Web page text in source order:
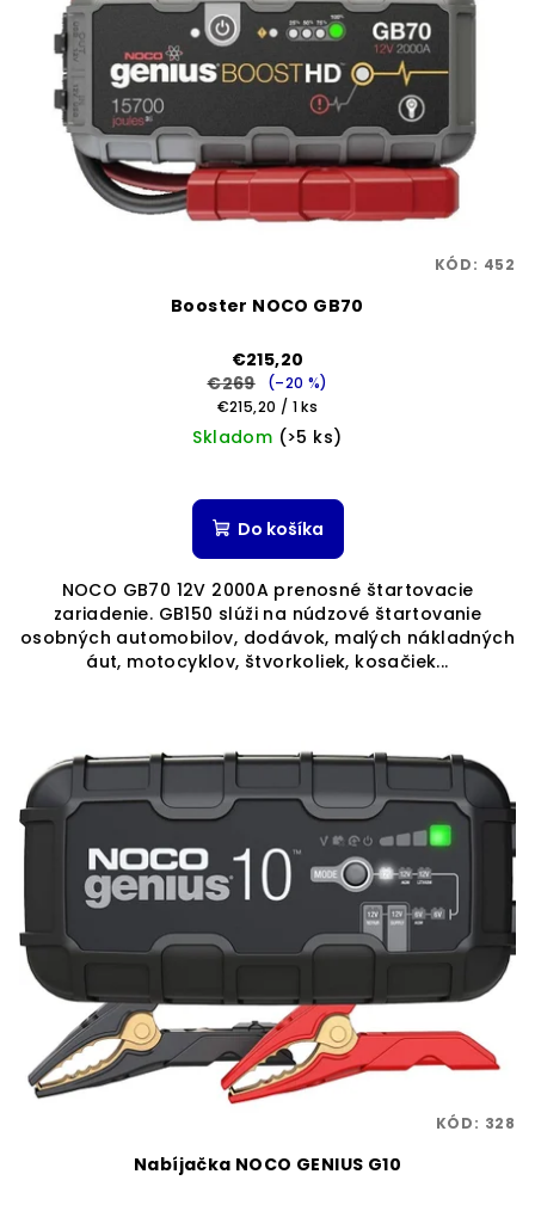
Booster NOCO GB70
€215,20
€269
(–20 %)
Jednotková
cena:
€215,20 / 1 ks
Skladom (>5 ks)
hodnotenie
produktu
z
5
hviezdičiek.
Do košíka
NOCO GB70 12V 2000A prenosné štartovacie
zariadenie. GB150 slúži na núdzové štartovanie
osobných automobilov, dodávok, malých nákladných
áut, motocyklov, štvorkoliek, kosačiek...
KÓD: 452
Nabíjačka NOCO GENIUS G10
KÓD: 328